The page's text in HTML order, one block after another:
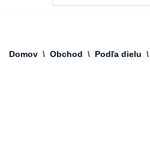
Domov \ Obchod \ Podľa dielu \